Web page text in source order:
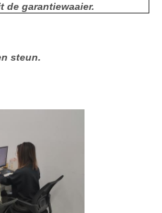
de garantiewaaier.
steun.